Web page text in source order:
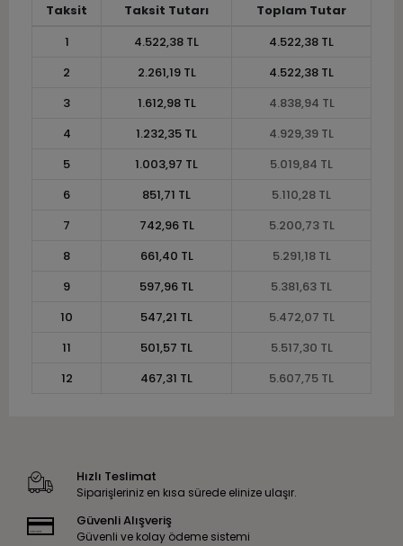
Taksit Taksit Tutarı
Toplam Tutar
1
4.522,38 TL
4.522,38 TL
2
2.261,19 TL
4.522,38 TL
3
1.612,98 TL
4.838,94 TL
4
1.232,35 TL
4.929,39 TL
5
1.003,97 TL
5.019,84 TL
6
851,71 TL
5.110,28 TL
7
742,96 TL
5.200,73 TL
8
661,40 TL
5.291,18 TL
9
597,96 TL
5.381,63 TL
10
547,21 TL
5.472,07 TL
11
501,57 TL
5.517,30 TL
12
467,31 TL 5.607,75 TL
Hızlı Teslimat
Siparişleriniz en kısa sürede elinize ulaşır.
Güvenli Alışveriş
Güvenli ve kolay ödeme sistemi